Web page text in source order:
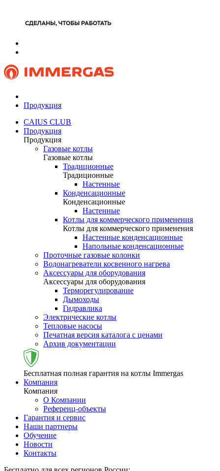
Продукция
CAIUS CLUB
Продукция
Продукция
Газовые котлы
Газовые котлы
Традиционные
Традиционные
Настенные
Конденсационные
Конденсационные
Настенные
Котлы для коммерческого применения
Котлы для коммерческого применения
Настенные конденсационные
Напольные конденсационные
Проточные газовые колонки
Водонагреватели косвенного нагрева
Аксессуары для оборудования
Аксессуары для оборудования
Терморегулирование
Дымоходы
Гидравлика
Электрические котлы
Тепловые насосы
Печатная версия каталога с ценами
Архив документации
Бесплатная полная гарантия на котлы Immergas
Компания
Компания
О Компании
Референц-объекты
Гарантия и сервис
Наши партнеры
Обучение
Новости
Контакты